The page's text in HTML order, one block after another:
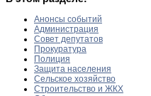
Анонсы событий
Администрация
Совет депутатов
Прокуратура
Полиция
Защита населения
Сельское хозяйство
Строительство и ЖКХ